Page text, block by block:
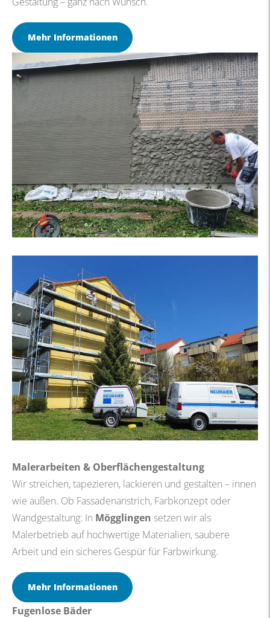
Mehr Informationen
Malerarbeiten & Oberflächengestaltung
Wir streichen, tapezieren, lackieren und gestalten – innen
wie außen. Ob Fassadenanstrich, Farbkonzept oder
Wandgestaltung: In Mögglingen setzen wir als
Malerbetrieb auf hochwertige Materialien, saubere
Arbeit und ein sicheres Gespür für Farbwirkung.
Mehr Informationen
Fugenlose Bäder